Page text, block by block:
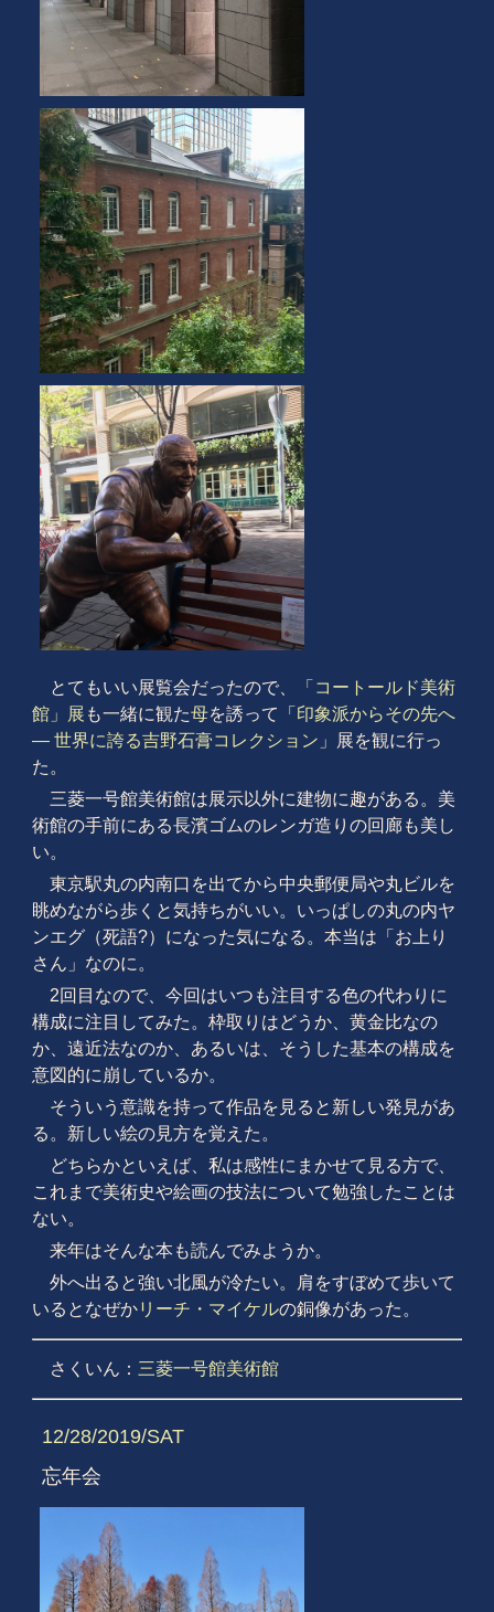
とてもいい展覧会だったので、
「コートールド美術
館」展 も一緒に観た母を誘って「 印象派からその先へ
― 世界に誇る吉野石膏コレクション 」展を観に行っ
た。
三菱一号館美術館は展示以外に建物に趣がある。美
術館の手前にある長濱ゴムのレンガ造りの回廊も美し
い。
東京駅丸の内南口を出てから中央郵便局や丸ビルを
眺めながら歩くと気持ちがいい。いっぱしの丸の内ヤ
ンエグ（死語?）になった気になる。本当は「お上り
さん」なのに。
2回目なので、今回はいつも注目する色の代わりに
構成に注目してみた。枠取りはどうか、黄金比なの
か、遠近法なのか、あるいは、そうした基本の構成を
意図的に崩しているか。
そういう意識を持って作品を見ると新しい発見があ
る。新しい絵の見方を覚えた。
どちらかといえば、私は感性にまかせて見る方で、
これまで美術史や絵画の技法について勉強したことは
ない。
来年はそんな本も読んでみようか。
外へ出ると強い北風が冷たい。肩をすぼめて歩いて
いるとなぜかリーチ・マイケルの銅像があった。
さくいん： 三菱一号館美術館
12/28/2019/SAT
忘年会